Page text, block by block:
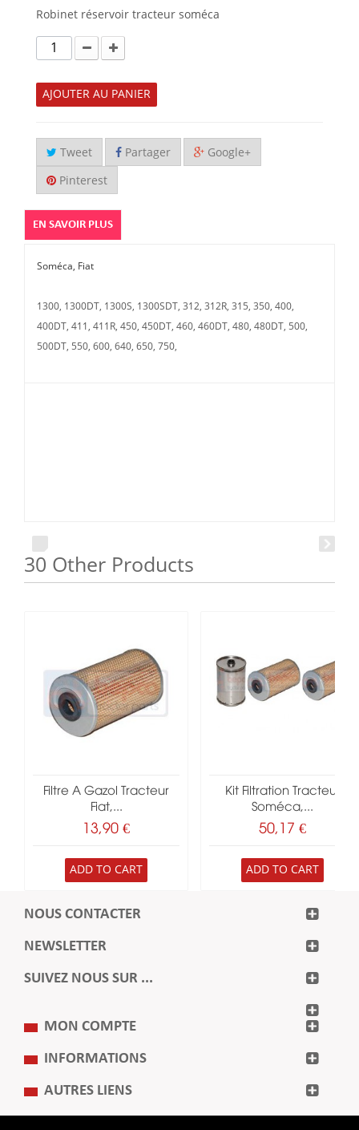
Robinet réservoir tracteur soméca
AJOUTER AU PANIER
Tweet Partager Google+
Pinterest
EN SAVOIR PLUS
Soméca, Fiat
1300, 1300DT, 1300S, 1300SDT, 312, 312R, 315, 350, 400,
400DT, 411, 411R, 450, 450DT, 460, 460DT, 480, 480DT, 500,
500DT, 550, 600, 640, 650, 750,
30 Other Products
Filtre A Gazol Tracteur
Fiat,...
13,90 €
ADD TO CART
Kit Filtration Tracteur
Soméca,...
50,17 €
ADD TO CART
NOUS CONTACTER
NEWSLETTER
SUIVEZ NOUS SUR ...
MON COMPTE
INFORMATIONS
AUTRES LIENS